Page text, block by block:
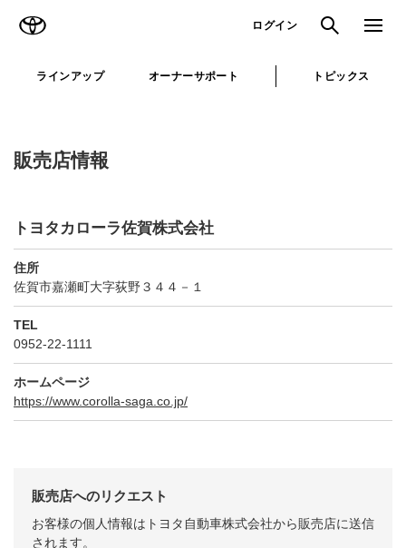
ログイン 検索 メニュ
ラインアップ オーナーサポート トピックス
販売店情報
トヨタカローラ佐賀株式会社
住所
佐賀市嘉瀬町大字荻野３４４－１
TEL
0952-22-1111
ホームページ
https://www.corolla-saga.co.jp/
販売店へのリクエスト
お客様の個人情報はトヨタ自動車株式会社から販売店に送信
されます。